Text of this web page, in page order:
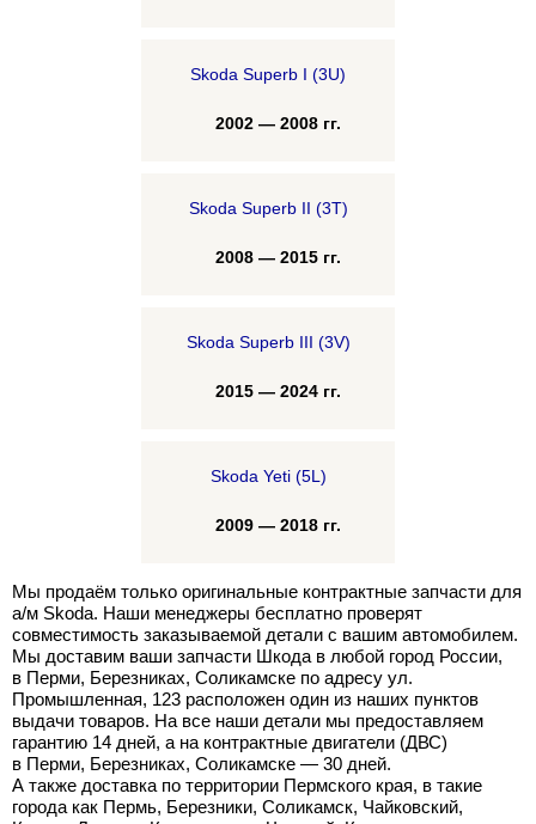
Skoda Superb I (3U)
2002 — 2008 гг.
Skoda Superb II (3T)
2008 — 2015 гг.
Skoda Superb III (3V)
2015 — 2024 гг.
Skoda Yeti (5L)
2009 — 2018 гг.
Мы продаём только оригинальные контрактные запчасти для
а/м Skoda. Наши менеджеры бесплатно проверят
совместимость заказываемой детали с вашим автомобилем.
Мы доставим ваши запчасти Шкода в любой город России,
в Перми, Березниках, Соликамске по адресу ул.
Промышленная, 123 расположен один из наших пунктов
выдачи товаров. На все наши детали мы предоставляем
гарантию 14 дней, а на контрактные двигатели (ДВС)
в Перми, Березниках, Соликамске — 30 дней.
А также доставка по территории Пермского края, в такие
города как Пермь, Березники, Соликамск, Чайковский,